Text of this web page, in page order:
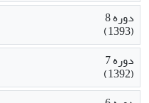
دوره 8
(1393)
دوره 7
(1392)